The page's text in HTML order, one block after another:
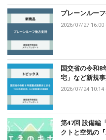
プレーンルー
2026/07/27 16:00
国交省の令和8
宅」など新規
2026/07/24 10:14
第47回 設備編
クトと空気の